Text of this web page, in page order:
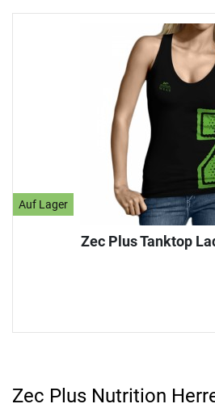
Auf Lager
Zec Plus Tanktop
Zec Plus Nutrition